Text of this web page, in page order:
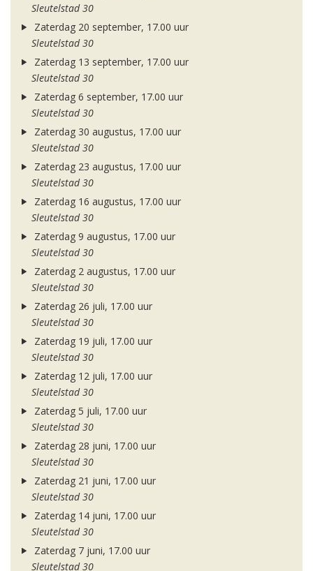
Sleutelstad 30
Zaterdag 20 september, 17.00 uur
Sleutelstad 30
Zaterdag 13 september, 17.00 uur
Sleutelstad 30
Zaterdag 6 september, 17.00 uur
Sleutelstad 30
Zaterdag 30 augustus, 17.00 uur
Sleutelstad 30
Zaterdag 23 augustus, 17.00 uur
Sleutelstad 30
Zaterdag 16 augustus, 17.00 uur
Sleutelstad 30
Zaterdag 9 augustus, 17.00 uur
Sleutelstad 30
Zaterdag 2 augustus, 17.00 uur
Sleutelstad 30
Zaterdag 26 juli, 17.00 uur
Sleutelstad 30
Zaterdag 19 juli, 17.00 uur
Sleutelstad 30
Zaterdag 12 juli, 17.00 uur
Sleutelstad 30
Zaterdag 5 juli, 17.00 uur
Sleutelstad 30
Zaterdag 28 juni, 17.00 uur
Sleutelstad 30
Zaterdag 21 juni, 17.00 uur
Sleutelstad 30
Zaterdag 14 juni, 17.00 uur
Sleutelstad 30
Zaterdag 7 juni, 17.00 uur
Sleutelstad 30